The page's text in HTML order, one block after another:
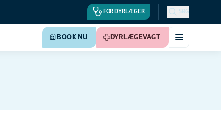
FOR DYRLÆGER SØG
BOOK NU DYRLÆGEVAGT